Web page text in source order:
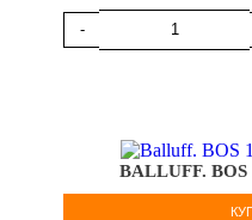
-
BALLUFF.